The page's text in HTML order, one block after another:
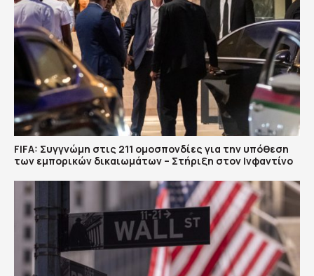
FIFA: Συγγνώμη στις 211 ομοσπονδίες για την υπόθεση
των εμπορικών δικαιωμάτων – Στήριξη στον Ινφαντίνο